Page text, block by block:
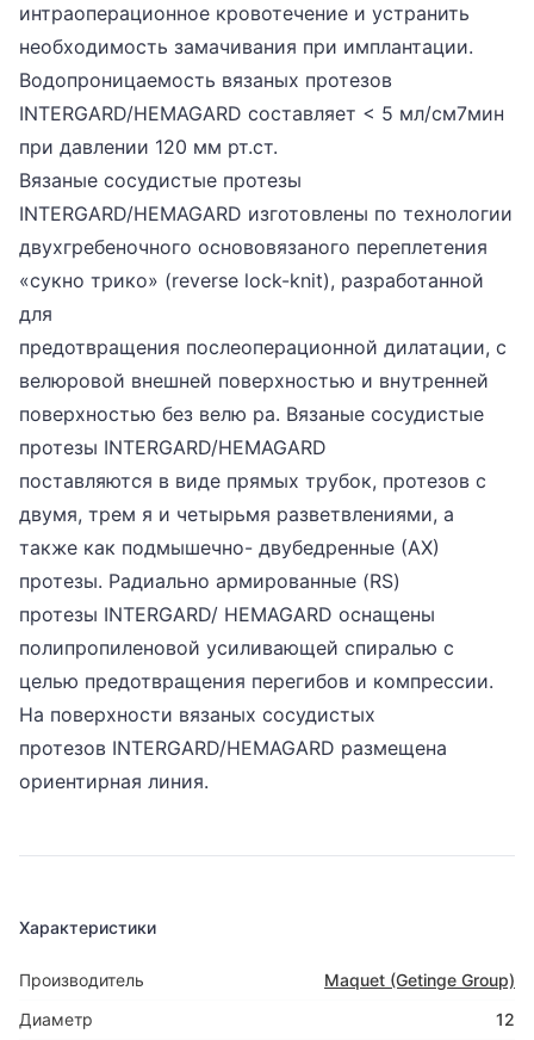
интраоперационное кровотечение и устранить
необходимость замачивания при имплантации.
Водопроницаемость вязаных протезов
INTERGARD/HEMAGARD составляет < 5 мл/см7мин
при давлении 120 мм рт.ст.
Вязаные сосудистые протезы
INTERGARD/HEMAGARD изготовлены по технологии
двухгребеночного основовязаного переплетения
«сукно трико» (reverse lock-knit), разработанной
для
предотвращения послеоперационной дилатации, с
велюровой внешней поверхностью и внутренней
поверхностью без велю ра. Вязаные сосудистые
протезы INTERGARD/HEMAGARD
поставляются в виде прямых трубок, протезов с
двумя, трем я и четырьмя разветвлениями, а
также как подмышечно- двубедренные (АХ)
протезы. Радиально армированные (RS)
протезы INTERGARD/ HEMAGARD оснащены
полипропиленовой усиливающей спиралью с
целью предотвращения перегибов и компрессии.
На поверхности вязаных сосудистых
протезов INTERGARD/HEMAGARD размещена
ориентирная линия.
Характеристики
Производитель
Maquet (Getinge Group)
Диаметр
12